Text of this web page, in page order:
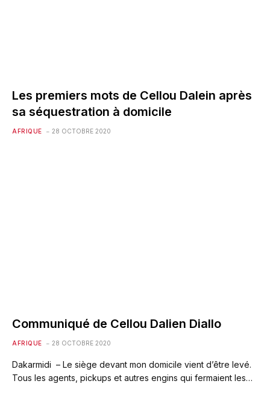
Les premiers mots de Cellou Dalein après
sa séquestration à domicile
AFRIQUE 28 OCTOBRE 2020
Communiqué de Cellou Dalien Diallo
AFRIQUE 28 OCTOBRE 2020
Dakarmidi – Le siège devant mon domicile vient d’être levé.
Tous les agents, pickups et autres engins qui fermaient les…